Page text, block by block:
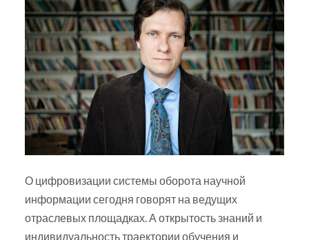
О цифровизации системы оборота научной
информации сегодня говорят на ведущих
отраслевых площадках. А открытость знаний и
индивидуальность траектории обучения и